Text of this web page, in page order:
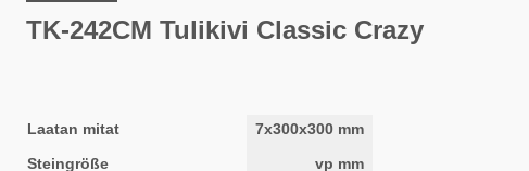
TK-242CM Tulikivi Classic Crazy
Laatan mitat
7x300x300 mm
Steingröße
vp mm